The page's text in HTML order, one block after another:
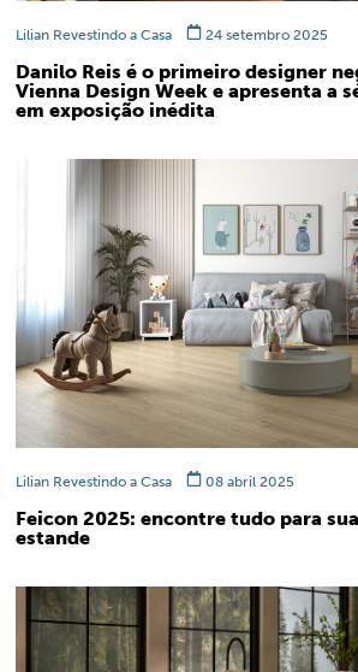
Lilian Revestindo a Casa 24 setembro 2025
Danilo Reis é o primeiro designer
Vienna Design Week e apresenta a
em exposição inédita
Lilian Revestindo a Casa 08 abril 2025
Feicon 2025: encontre tudo para
estande